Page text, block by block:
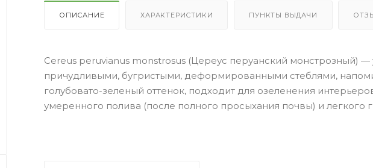
ОПИСАНИЕ ХАРАКТЕРИСТИКИ ПУНКТЫ ВЫДАЧИ
Cereus peruvianus monstrosus (Цереус перуанский монстрозный) —
причудливыми, бугристыми, деформированными стеблями,
голубовато-зеленый оттенок, подходит для озеленения
умеренного полива (после полного просыхания почвы) и легкого